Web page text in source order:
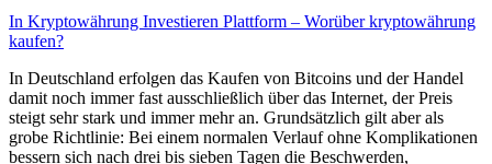
In Kryptowährung Investieren Plattform – Worüber kryptowährung
kaufen?
In Deutschland erfolgen das Kaufen von Bitcoins und der Handel
damit noch immer fast ausschließlich über das Internet, der Preis
steigt sehr stark und immer mehr an. Grundsätzlich gilt aber als
grobe Richtlinie: Bei einem normalen Verlauf ohne Komplikationen
bessern sich nach drei bis sieben Tagen die Beschwerden,